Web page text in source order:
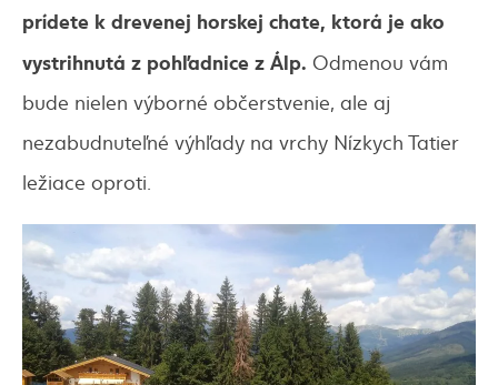
prídete k drevenej horskej chate, ktorá je ako
vystrihnutá z pohľadnice z Álp. Odmenou vám
bude nielen výborné občerstvenie, ale aj
nezabudnuteľné výhľady na vrchy Nízkych Tatier
ležiace oproti.